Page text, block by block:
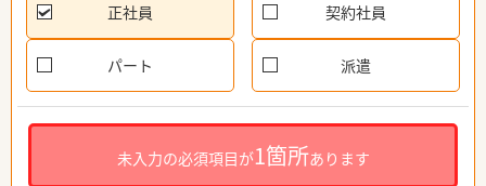
正社員 契約社員
パート 派遣
未入力の必須項目が1箇所あります